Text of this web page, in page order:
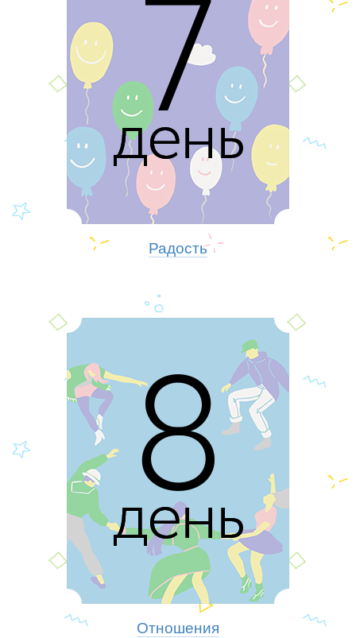
Радость
Отношения